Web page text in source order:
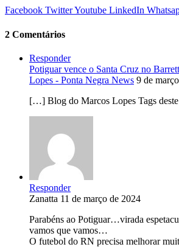
Facebook TwitterYoutube LinkedIn
2 Comentários
Responder
Potiguar vence o Santa Cruz no
Lopes - Ponta Negra News 9 de
[…] Blog do Marcos Lopes Tags
Responder
Zanatta 11 de março de 2024
Parabéns ao Potiguar…virada
vamos que vamos…
O futebol do RN precisa melhorar